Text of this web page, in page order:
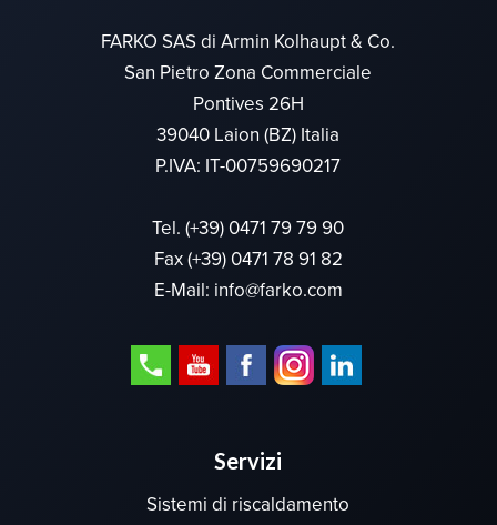
FARKO SAS di Armin Kolhaupt & Co.
San Pietro Zona Commerciale
Pontives 26H
39040 Laion (BZ) Italia
P.IVA: IT-00759690217
Tel.(+39) 0471 79 79 90
Fax (+39) 0471 78 91 82
E-Mail: info@farko.com
Servizi
Sistemi di riscaldamento